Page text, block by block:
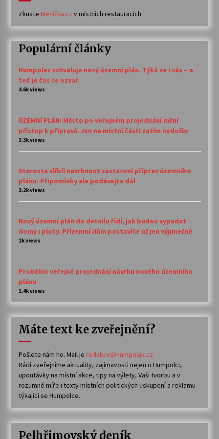
Zkuste Meníčka.cz v místních restauracích.
Populární články
Humpolec schvaluje nový územní plán. Týká se i vás – a
teď je čas se ozvat
4.6k views
ÚZEMNÍ PLÁN: Město po veřejném projednání mění
přístup k přípravě. Jen na místní části zatím nedošlo
3.3k views
Starosta slíbil navrhnout zastavení příprav územního
plánu. Připomínky ale podávejte dál
3.2k views
Nový územní plán do detailu řídí, jak budou vypadat
domy i ploty. Přízemní dům postavíte už jen výjimečně
2k views
Proběhlo veřejné projednání návrhu nového územního
plánu
1.4k views
Máte text ke zveřejnění?
Pošlete nám ho. Mail je redakce@humpolak.cz
Rádi zveřejníme aktuality, zajímavosti nejen o Humpolci,
upoutávky na místní akce, tipy na výlety, Vaši tvorbu a v
rozumné míře i texty místních politických uskupení a reklamu
týkající se Humpolce.
Pelhřimovský deník